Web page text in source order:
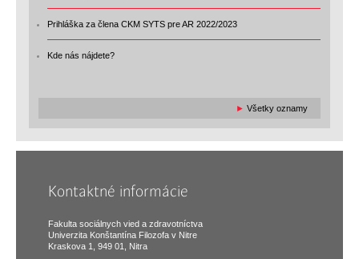
Prihláška za člena CKM SYTS pre AR 2022/2023
Kde nás nájdete?
► Všetky oznamy
Kontaktné informácie
Fakulta sociálnych vied a zdravotníctva
Univerzita Konštantína Filozofa v Nitre
Kraskova 1, 949 01, Nitra